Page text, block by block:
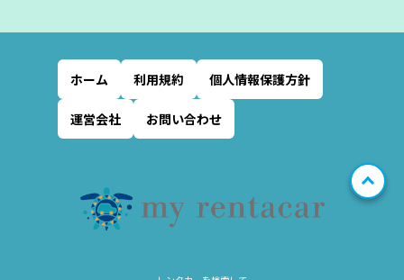
ホーム 利用規約 個人情報保護方針
運営会社 お問い合わせ